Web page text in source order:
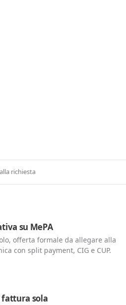
alla richiesta
su MePA
offerta formale da allegare alla
con split payment, CIG e CUP.
sola